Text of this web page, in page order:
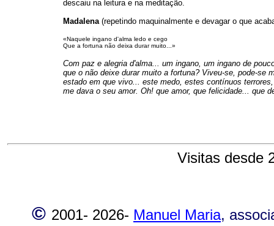
descaiu na leitura e na meditação.
Madalena(repetindo maquinalmente e devagar o que
«Naquele ingano d'alma ledo e cego
Que a fortuna não deixa durar muito...»
Com paz e alegria d'alma... um ingano, um ingano de
que o não deixe durar muito a fortuna? Viveu-se, pode-se
estado em que vivo... este medo, estes contínuos
me dava o seu amor. Oh! que amor, que felicidade... que
Visitas desde
© 2001- 2026- Manuel Maria,